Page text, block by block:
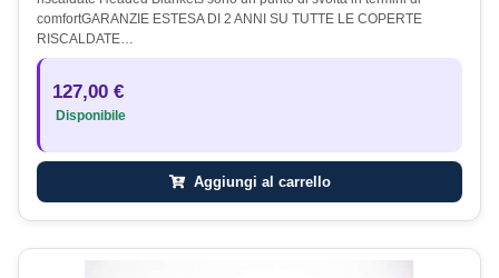
comfortGARANZIE ESTESA DI 2 ANNI SU TUTTE LE COPERTE
RISCALDATE…
127,00 €
Disponibile
Aggiungi al carrello